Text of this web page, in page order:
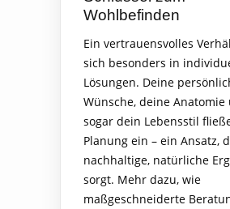
Wohlbefinden
Ein vertrauensvolles
sich besonders in
Lösungen. Deine
Wünsche, deine Anatomie
sogar dein Lebensstil
Planung ein – ein Ansatz,
nachhaltige, natürliche
sorgt. Mehr dazu, wie
maßgeschneiderte